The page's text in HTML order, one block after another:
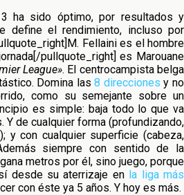
ha sido óptimo, por resultados y
define el rendimiento, incluso por
Fellaini es el hombre
pullquote_right] es Marouane
League». El centrocampista belga
Domina las8 direcciones y no
como su semejante sobre un
es simple: baja todo lo que va
Y de cualquier forma (profundizando,
y con cualquier superficie (cabeza,
siempre con sentido de la
metros por él, sino juego, porque
desde su aterrizaje en la liga más
con éste ya 5 años. Y hoy es más.